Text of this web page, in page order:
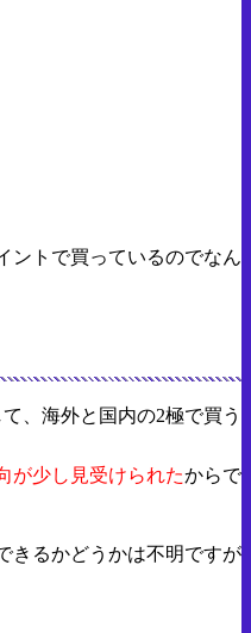
ントで買っているのでなん
、海外と国内の2極で買う
が少し見受けられたからで
きるかどうかは不明ですが